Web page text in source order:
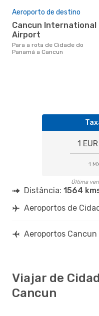
Aeroporto de destino
Cancun International
Airport
Para a rota de Cidade do
Panamá a Cancun
1
1
Última
Distância: 1564
Aeroportos de
Aeroportos Cancun
Viajar de
Cancun